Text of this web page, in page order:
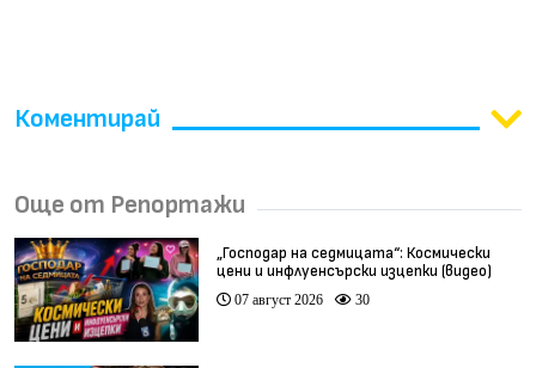
Коментирай
Още от Репортажи
„Господар на седмицата“: Космически
цени и инфлуенсърски изцепки (видео)
07 август 2026 30